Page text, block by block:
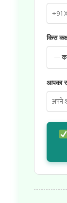
किस
आपका